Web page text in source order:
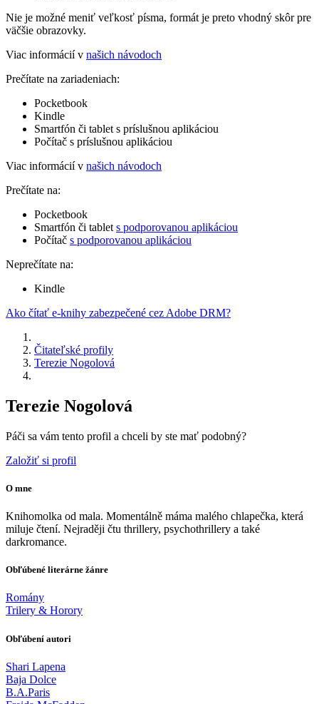
Nie je možné meniť veľkosť písma, formát je preto vhodný skôr pre
väčšie obrazovky.
Viac informácií v našich návodoch
Prečítate na zariadeniach:
Pocketbook
Kindle
Smartfón či tablet s príslušnou aplikáciou
Počítač s príslušnou aplikáciou
Viac informácií v našich návodoch
Prečítate na:
Pocketbook
Smartfón či tablet s podporovanou aplikáciou
Počítač s podporovanou aplikáciou
Neprečítate na:
Kindle
Ako čítať e-knihy zabezpečené cez Adobe DRM?
Čitateľské profily
Terezie Nogolová
Terezie Nogolová
Páči sa vám tento profil a chceli by ste mať podobný?
Založiť si profil
O mne
Knihomolka od mala. Momentálně máma malého chlapečka, která
miluje čtení. Nejraději čtu thrillery, psychothrillery a také
darkromance.
Obľúbené literárne žánre
Romány
Trilery & Horory
Obľúbení autori
Shari Lapena
Baja Dolce
B.A.Paris